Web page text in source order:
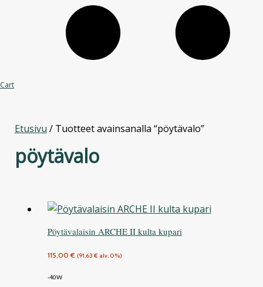
Cart
Etusivu / Tuotteet avainsanalla “pöytävalo”
pöytävalo
Pöytävalaisin ARCHE II kulta kupari
115,00€ (91,63 €alv. 0%)
-40W